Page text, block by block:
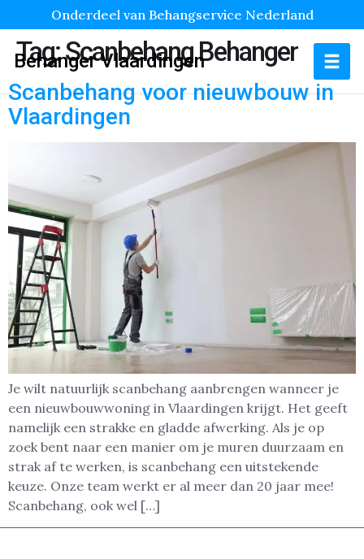
Onderdeel van Behangservice Nederland
Behanger Vlaardingen
Tag:Scanbehang Behanger
Scanbehang voor nieuwbouw in
Vlaardingen
Je wilt natuurlijk scanbehang aanbrengen wanneer je
een nieuwbouwwoning in Vlaardingen krijgt. Het geeft
namelijk een strakke en gladde afwerking. Als je op
zoek bent naar een manier om je muren duurzaam en
strak af te werken, is scanbehang een uitstekende
keuze. Onze team werkt er al meer dan 20 jaar mee!
Scanbehang, ook wel […]